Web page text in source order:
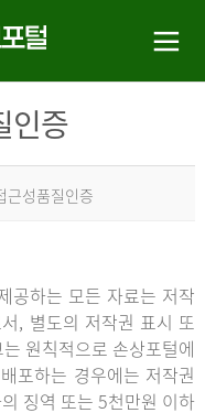
인증
근성품질인증
공하는 모든 자료는 저작
, 별도의 저작권 표시 또
원칙적으로 손상포털에
포하는 경우에는 저작권
징역 또는 5천만원 이하